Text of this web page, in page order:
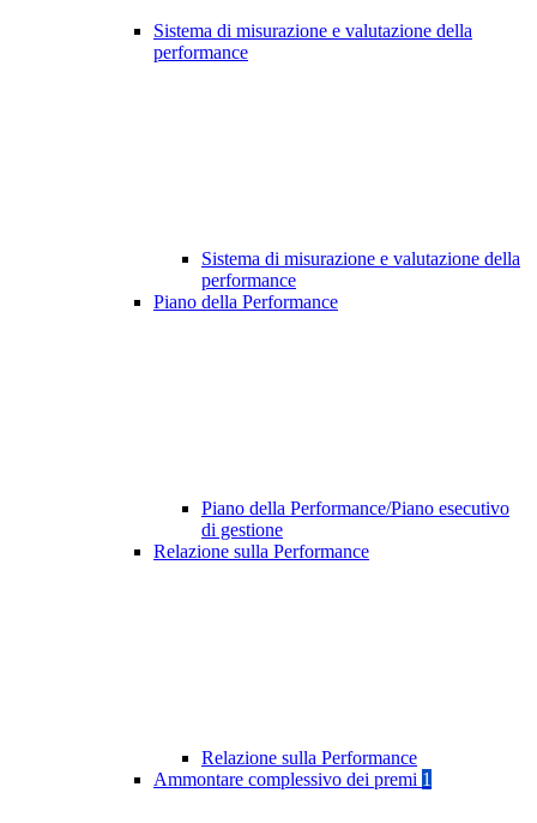
Sistema di misurazione e valutazione della
performance
Sistema di misurazione e valutazione della
performance
Piano della Performance
Piano della Performance/Piano esecutivo
di gestione
Relazione sulla Performance
Relazione sulla Performance
Ammontare complessivo dei premi 1